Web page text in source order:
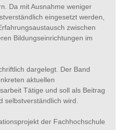
Da mit Ausnahme weniger
eingesetzt werden,
zwischen
Bildungseinrichtungen im
dargelegt. Der Band
aktuellen
Tätige und soll als Beitrag
wird.
der Fachhochschule